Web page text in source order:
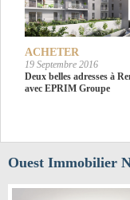
ACHETER
19 Septembre 2016
Deux belles adresses à
avec EPRIM Groupe
Ouest Immobilier